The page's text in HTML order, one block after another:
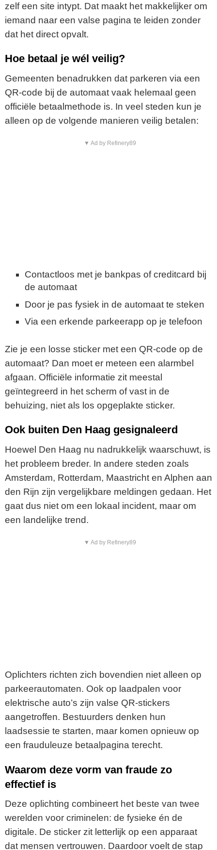
zelf een site intypt. Dat maakt het makkelijker om
iemand naar een valse pagina te leiden zonder
dat het direct opvalt.
Hoe betaal je wél veilig?
Gemeenten benadrukken dat parkeren via een
QR-code bij de automaat vaak helemaal geen
officiële betaalmethode is. In veel steden kun je
alleen op de volgende manieren veilig betalen:
▼ Ad by Refinery89
Contactloos met je bankpas of creditcard bij
de automaat
Door je pas fysiek in de automaat te steken
Via een erkende parkeerapp op je telefoon
Zie je een losse sticker met een QR-code op de
automaat? Dan moet er meteen een alarmbel
afgaan. Officiële informatie zit meestal
geïntegreerd in het scherm of vast in de
behuizing, niet als los opgeplakte sticker.
Ook buiten Den Haag gesignaleerd
Hoewel Den Haag nu nadrukkelijk waarschuwt, is
het probleem breder. In andere steden zoals
Amsterdam, Rotterdam, Maastricht en Alphen aan
den Rijn zijn vergelijkbare meldingen gedaan. Het
gaat dus niet om een lokaal incident, maar om
een landelijke trend.
▼ Ad by Refinery89
Oplichters richten zich bovendien niet alleen op
parkeerautomaten. Ook op laadpalen voor
elektrische auto’s zijn valse QR-stickers
aangetroffen. Bestuurders denken hun
laadsessie te starten, maar komen opnieuw op
een frauduleuze betaalpagina terecht.
Waarom deze vorm van fraude zo
effectief is
Deze oplichting combineert het beste van twee
werelden voor criminelen: de fysieke én de
digitale. De sticker zit letterlijk op een apparaat
dat mensen vertrouwen. Daardoor voelt de stap